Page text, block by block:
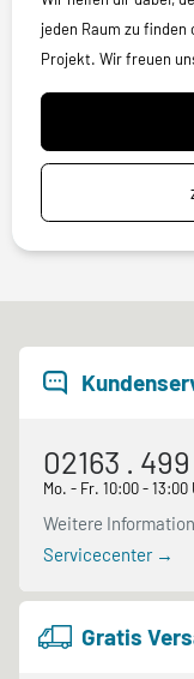
jeden Raum zu
Projekt. Wir freuen
02163 .
Mo. - Fr. 10:00 - 13:00
Weitere
Servicecenter →
Gratis